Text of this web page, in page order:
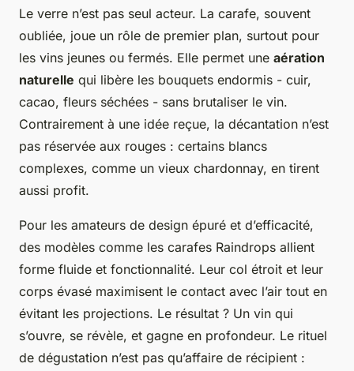
Le verre n’est pas seul acteur. La carafe, souvent
oubliée, joue un rôle de premier plan, surtout pour
les vins jeunes ou fermés. Elle permet une aération
naturelle qui libère les bouquets endormis - cuir,
cacao, fleurs séchées - sans brutaliser le vin.
Contrairement à une idée reçue, la décantation n’est
pas réservée aux rouges : certains blancs
complexes, comme un vieux chardonnay, en tirent
aussi profit.
Pour les amateurs de design épuré et d’efficacité,
des modèles comme les carafes Raindrops allient
forme fluide et fonctionnalité. Leur col étroit et leur
corps évasé maximisent le contact avec l’air tout en
évitant les projections. Le résultat ? Un vin qui
s’ouvre, se révèle, et gagne en profondeur. Le rituel
de dégustation n’est pas qu’affaire de récipient :